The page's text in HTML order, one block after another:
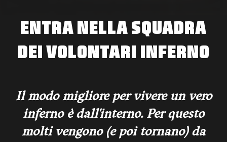
ENTRA NELLA SQUADRA
DEI VOLONTARI INFERNO
Il modo migliore per vivere un vero
inferno è dall'interno. Per questo
molti vengono (e poi tornano) da